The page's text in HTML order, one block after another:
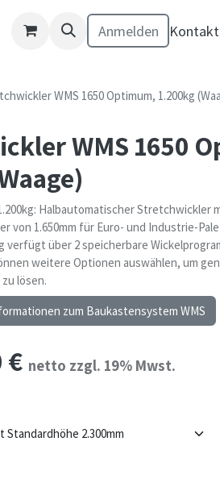
Anmelden
WMS 1650 Optimum, 1.200kg
WMS 1650
Halbautomatischer Stretchwickler
von 1.650mm für Euro- und Industrie-
verfügt über 2 speicherbare
weitere Optionen auswählen, um
lösen.
zum Baukastensystem WMS
€ netto zzgl. 19% Mwst.